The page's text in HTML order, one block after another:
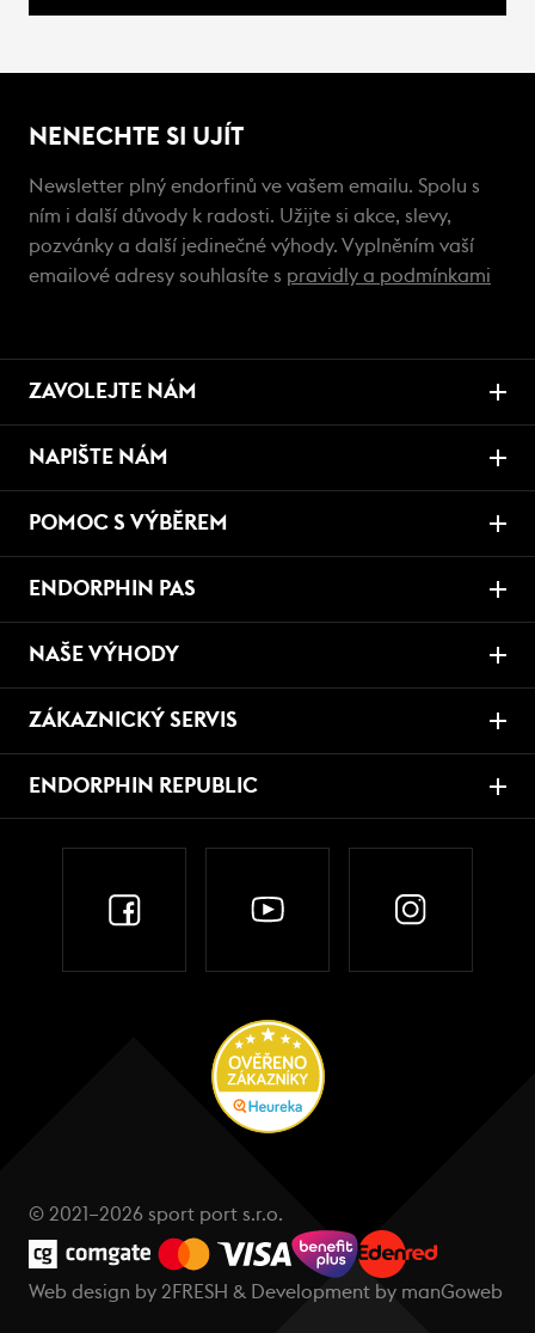
NENECHTE SI UJÍT
Newsletter plný endorfinů ve vašem emailu. Spolu s
ním i další důvody k radosti. Užijte si akce, slevy,
pozvánky a další jedinečné výhody. Vyplněním vaší
emailové adresy souhlasíte s pravidly a podmínkami
ZAVOLEJTE NÁM
NAPIŠTE NÁM
POMOC S VÝBĚREM
ENDORPHIN PAS
NAŠE VÝHODY
ZÁKAZNICKÝ SERVIS
ENDORPHIN REPUBLIC
© 2021–2026 sport port s.r.o.
Web design by 2FRESH & Development by manGoweb